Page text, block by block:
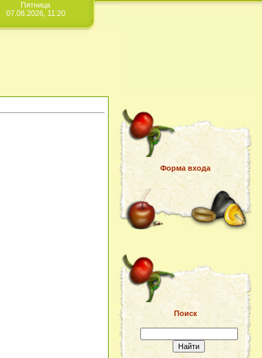
Пятница
07.08.2026, 11:20
Форма входа
Поиск